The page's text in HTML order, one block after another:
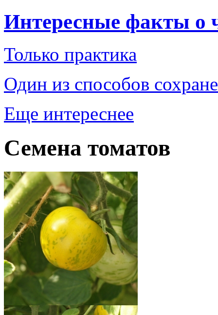
Интересные факты о
Только практика
Один из способов
Еще интереснее
Семена томатов